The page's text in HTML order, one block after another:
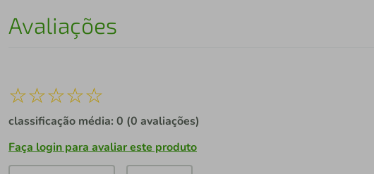
Avaliações
☆☆☆☆☆
classificação média: 0 (0 avaliações)
Faça login para avaliar este produto